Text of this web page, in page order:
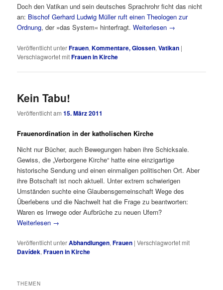
Doch den Vatikan und sein deutsches Sprachrohr ficht das nicht
an: Bischof Gerhard Ludwig Müller ruft einen Theologen zur
Ordnung, der »das System« hinterfragt.Weiterlesen →
Veröffentlicht unterFrauen,Kommentare, Glossen,Vatikan |
Verschlagwortet mitFrauen in Kirche
Kein Tabu!
Veröffentlicht am15. März 2011
Frauenordination in der katholischen Kirche
Nicht nur Bücher, auch Bewegungen haben ihre Schicksale.
Gewiss, die „Verborgene Kirche“ hatte eine einzigartige
historische Sendung und einen einmaligen politischen Ort. Aber
ihre Botschaft ist noch aktuell. Unter extrem schwierigen
Umständen suchte eine Glaubensgemeinschaft Wege des
Überlebens und die Nachwelt hat die Frage zu beantworten:
Waren es Irrwege oder Aufbrüche zu neuen Ufern?
Weiterlesen →
Veröffentlicht unterAbhandlungen,Frauen |Verschlagwortet mit
Davídek,Frauen in Kirche
THEMEN